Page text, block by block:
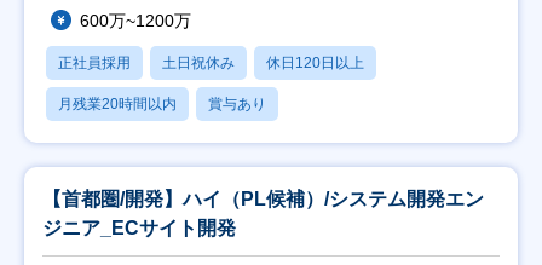
600万~1200万
正社員採用 土日祝休み 休日120日以上
月残業20時間以内 賞与あり
【首都圏/開発】ハイ（PL候補）/システム開発エン
ジニア_ECサイト開発